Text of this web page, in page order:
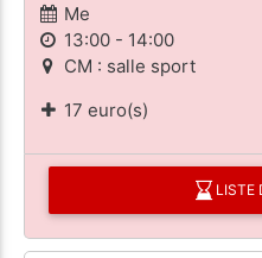
Me
13:00 - 14:00
CM : salle sport
17 euro(s)
LISTE